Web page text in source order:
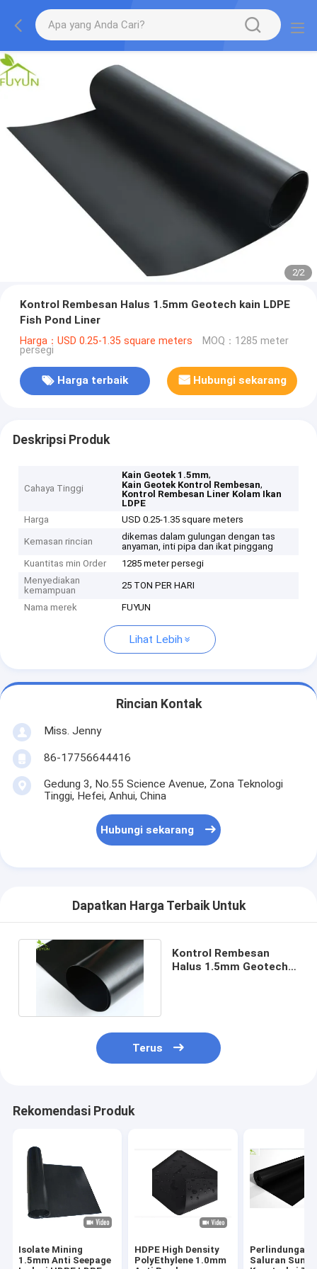
2/2
Kontrol Rembesan Halus 1.5mm Geotech kain LDPE
Fish Pond Liner
Harga：USD 0.25-1.35 square meters MOQ：1285 meter
persegi
Harga terbaik Hubungi sekarang
Deskripsi Produk
Cahaya Tinggi
Kain Geotek 1.5mm,
Kain Geotek Kontrol Rembesan,
Kontrol Rembesan Liner Kolam Ikan
LDPE
Harga
USD 0.25-1.35 square meters
Kemasan rincian
dikemas dalam gulungan dengan tas
anyaman, inti pipa dan ikat pinggang
Kuantitas min Order
1285 meter persegi
Menyediakan
kemampuan
25 TON PER HARI
Nama merek FUYUN
Lihat Lebih
Rincian Kontak
Miss. Jenny
86-17756644416
Gedung 3, No.55 Science Avenue, Zona Teknologi
Tinggi, Hefei, Anhui, China
Hubungi sekarang
Dapatkan Harga Terbaik Untuk
Kontrol Rembesan
Halus 1.5mm Geotech
Terus
Rekomendasi Produk
Isolate Mining
1.5mm Anti Seepage
HDPE High Density
PolyEthylene 1.0mm
Perlindungan
Saluran